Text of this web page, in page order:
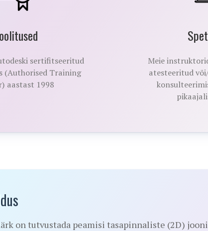
sertifitseeritud
(Authorised Training
aastast 1998
Meie
atesteeritud
on tutvustada peamisi tasapinnaliste (2D)